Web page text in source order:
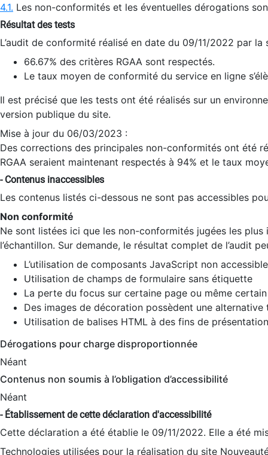
4.1. Les non-conformités et les éventuelles dérogations
Résultat des tests
L’audit de conformité réalisé en date du 09/11/2022 par
66.67% des critères RGAA sont respectés.
Le taux moyen de conformité du service en ligne
Il est précisé que les tests ont été réalisés sur un
version publique du site.
Mise à jour du 06/03/2023 :
Des corrections des principales non-conformités ont été
RGAA seraient maintenant respectés à 94% et le taux
- Contenus inaccessibles
Les contenus listés ci-dessous ne sont pas accessibles
Non conformité
Ne sont listées ici que les non-conformités jugées les
l’échantillon. Sur demande, le résultat complet de l’audit
L’utilisation de composants JavaScript non
Utilisation de champs de formulaire sans étiquette
La perte du focus sur certaine page ou même
Des images de décoration possèdent une alternative
Utilisation de balises HTML à des fins de
Dérogations pour charge disproportionnée
Néant
Contenus non soumis à l’obligation d’accessibilité
Néant
- Établissement de cette déclaration d'accessibilité
Cette déclaration a été établie le 09/11/2022. Elle a été
Technologies utilisées pour la réalisation du site